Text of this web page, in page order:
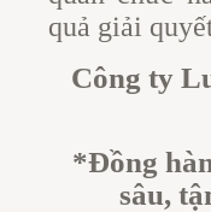
quả giải
Công ty
*Đồng
sâu,